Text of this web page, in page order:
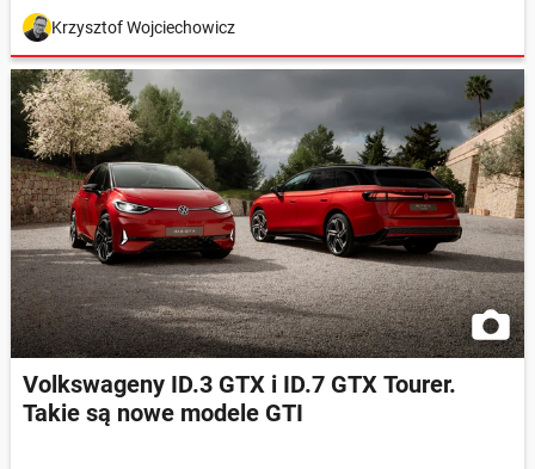
Krzysztof Wojciechowicz
Volkswageny ID.3 GTX i ID.7 GTX Tourer.
Takie są nowe modele GTI